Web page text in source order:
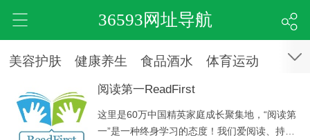
36593网址导航
美容护肤 健康养生 食品酒水 体育运动
阅读第一ReadFirst
这里是60万中国精英家庭成长聚集地，“阅读第
一”是一种终身学习的态度！我们爱阅读、持续